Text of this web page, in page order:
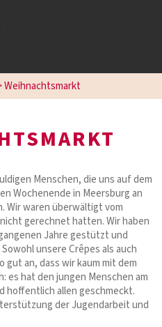
Weihnachtsmarkt
Menschen, die uns auf dem
Wochenende in Meersburg an
Wir waren überwältigt vom
gerechnet hatten. Wir haben
Jahre gestützt und
unsere Crêpes als auch
gut an, dass wir kaum mit dem
es hat den jungen Menschen am
hoffentlich allen geschmeckt.
der Jugendarbeit und